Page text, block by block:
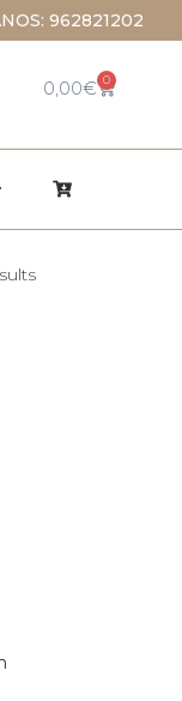
962821202
0,00€ 0